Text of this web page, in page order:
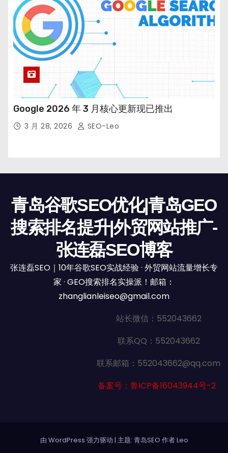
Google 2026 年 3 月核心更新现已推出
3 月 28, 2026 SEO-Leo
青岛谷歌SEO优化|青岛GEO
搜索排名提升|外贸网站推广-
张连磊SEO博客
张连磊SEO｜10年谷歌SEO实战经验 · 外贸网站流量增长专
家 · GEO搜索排名实操派！邮箱：
zhanglianleiseo@gmail.com
站长微信：552043662
联系QQ：552043662
联系邮箱：552043662@qq.com
备案号：鲁ICP备16043944号-2
由 WordPress 强力驱动 | 主题: 青岛SEO 作者Leo